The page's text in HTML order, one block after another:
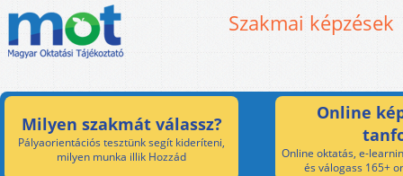
Szakmai képzések
Milyen szakmát válassz?
Pályaorientációs tesztünk segít kideríteni,
milyen munka illik Hozzád
Online
Online oktatás, e-
és válogass 165+